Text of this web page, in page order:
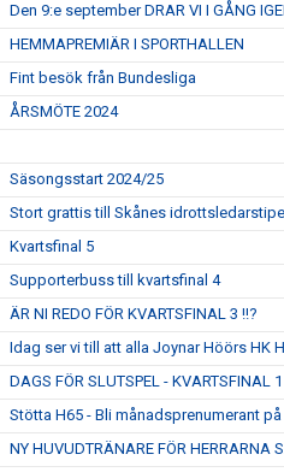
Den 9:e september DRAR VI I GÅNG
HEMMAPREMIÄR I SPORTHALLEN
Fint besök från Bundesliga
ÅRSMÖTE 2024
Säsongsstart 2024/25
Stort grattis till Skånes
Kvartsfinal 5
Supporterbuss till kvartsfinal 4
ÄR NI REDO FÖR KVARTSFINAL 3 !!?
Idag ser vi till att alla Joynar Höörs HK
DAGS FÖR SLUTSPEL - KVARTSFINAL 1
Stötta H65 - Bli månadsprenumerant på
NY HUVUDTRÄNARE FÖR HERRARNA